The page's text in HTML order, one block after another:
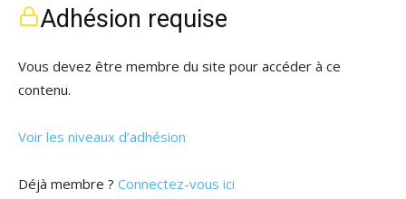
Adhésion requise
Vous devez être membre du site pour accéder à ce
contenu.
Voir les niveaux d’adhésion
Déjà membre ? Connectez-vous ici